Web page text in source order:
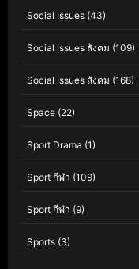
Social Issues (43)
Social Issues สังคม (109)
Social Issues สังคม (168)
Space (22)
Sport Drama (1)
Sport กีฬา (109)
Sport กีฬา (9)
Sports (3)